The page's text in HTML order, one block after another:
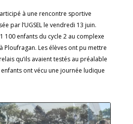
à une rencontre sportive
par l’UGSEL le vendredi 13 juin.
100 enfants du cycle 2 au complexe
Ploufragan. Les élèves ont pu mettre
qu’ils avaient testés au préalable
enfants ont vécu une journée ludique